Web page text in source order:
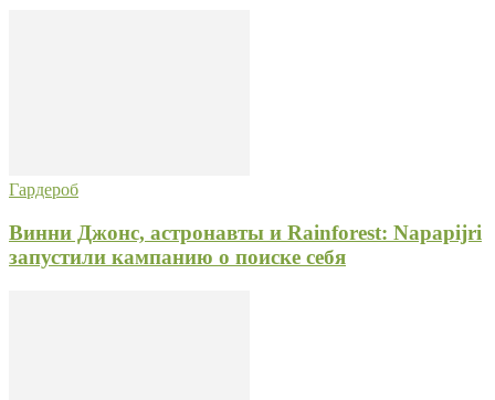
Гардероб
Винни Джонс, астронавты и Rainforest: Napapijri
запустили кампанию о поиске себя